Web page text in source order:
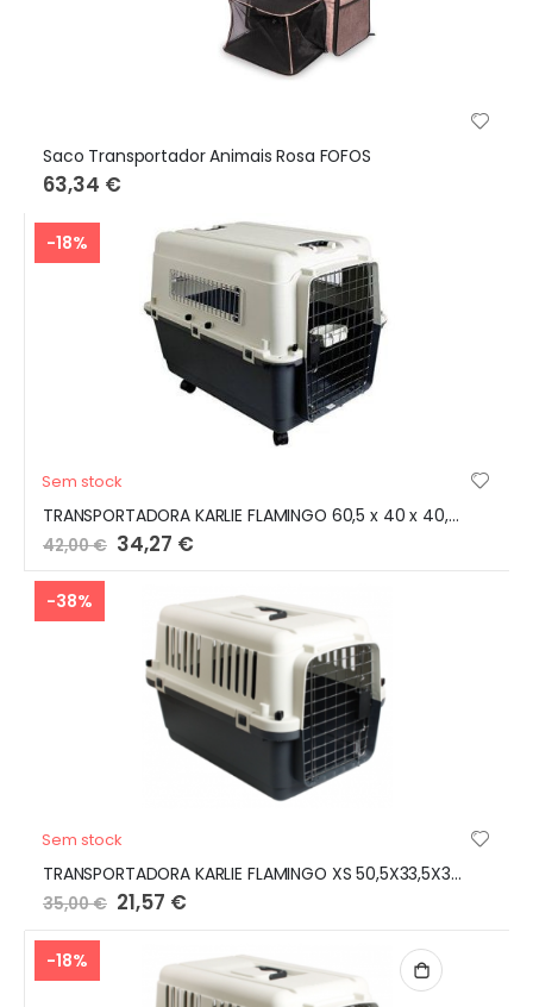
Saco Transportador Animais Rosa FOFOS
63,34 €
-18%
Sem stock
TRANSPORTADORA KARLIE FLAMINGO 60,5 x 40 x 40,5 cm
42,00 € Preço
Especial
34,27 €
-38%
Sem stock
TRANSPORTADORA KARLIE FLAMINGO XS 50,5X33,5X33,5 CM
35,00 € Preço
Especial
21,57 €
-18%